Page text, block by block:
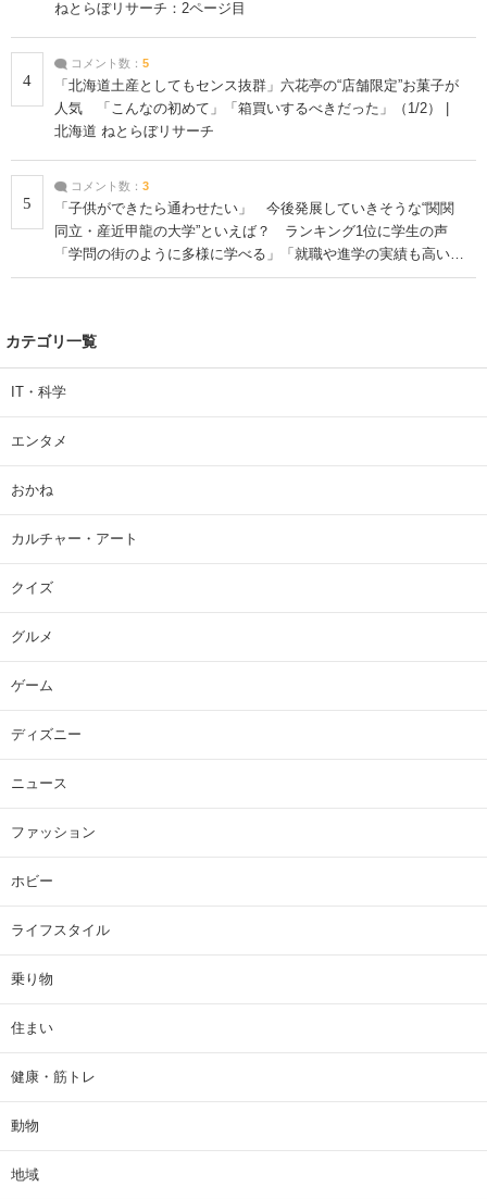
ねとらぼリサーチ：2ページ目
4
コメント数： 5
「北海道土産としてもセンス抜群」六花亭の“店舗限定”お菓子が
人気 「こんなの初めて」「箱買いするべきだった」（1/2） |
北海道 ねとらぼリサーチ
5
コメント数： 3
「子供ができたら通わせたい」 今後発展していきそうな“関関
同立・産近甲龍の大学”といえば？ ランキング1位に学生の声
「学問の街のように多様に学べる」「就職や進学の実績も高い」
| 大学 ねとらぼリサーチ
カテゴリ一覧
IT・科学
エンタメ
おかね
カルチャー・アート
クイズ
グルメ
ゲーム
ディズニー
ニュース
ファッション
ホビー
ライフスタイル
乗り物
住まい
健康・筋トレ
動物
地域